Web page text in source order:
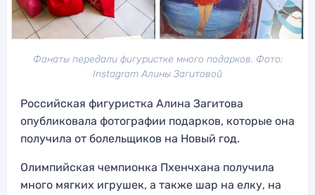
Фанаты передали фигуристке много подарков. Фото:
Instagram Алины Загитовой
Российская фигуристка Алина Загитова
опубликовала фотографии подарков, которые она
получила от болельщиков на Новый год.
Олимпийская чемпионка Пхенчхана получила
много мягких игрушек, а также шар на елку, на